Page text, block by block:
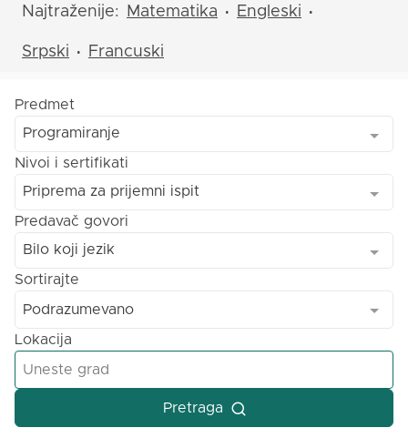
Najtraženije: Matematika • Engleski •
Srpski • Francuski
Predmet
Programiranje
Nivoi i sertifikati
Priprema za prijemni ispit
Predavač govori
Bilo koji jezik
Sortirajte
Podrazumevano
Lokacija
Pretraga